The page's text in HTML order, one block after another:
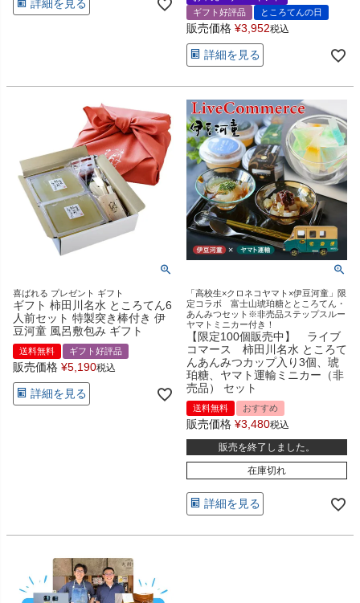
詳細を見る
ギフト好評品
ところてんの日
販売価格 ¥3,952税込
詳細を見る
喜ばれる プレゼント ギフト
ギフト 柿田川名水 ところてん6
人前セット 特製突き棒付き 伊
豆河童 風呂敷包み ギフト
送料無料 ギフト好評品
販売価格 ¥5,190税込
詳細を見る
「高校生×クロネコヤマト×伊豆河童」限
定コラボ 富士山琥珀糖とところてん・
あんみつセット※非売品ステップスルー
ヤマトミニカー付き！
【限定100個販売中】 ライブ
コマース 柿田川名水 ところて
んあんみつカップ入り3個、琥
珀糖、ヤマト運輸ミニカー（非
売品） セット
送料無料 おすすめ
販売価格 ¥3,480税込
販売を終了しました。
在庫切れ
詳細を見る